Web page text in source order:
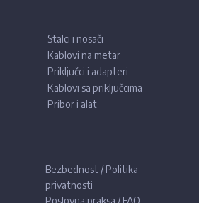
Stalci i nosači
Kablovi na metar
Priključci i adapteri
Kablovi sa priključcima
Pribor i alat
Bezbednost / Politika
privatnosti
Poslovna praksa / FAQ